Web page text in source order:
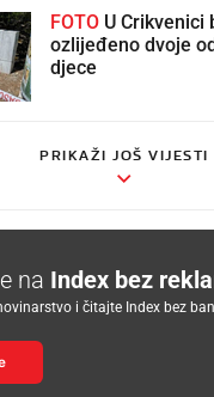
FOTO
ozlijeđeno dvoje
djece
PRIKAŽI JOŠ VIJESTI
na Index bez
i čitajte Index bez